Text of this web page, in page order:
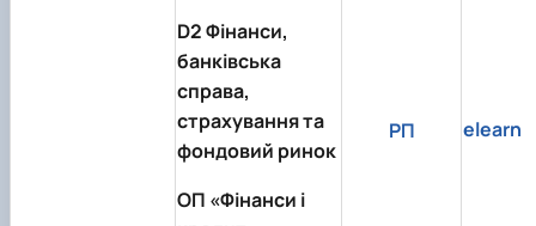
D2 Фінанси,
банківська
справа,
страхування та
фондовий ринок
ОП «Фінанси і
РП elearn